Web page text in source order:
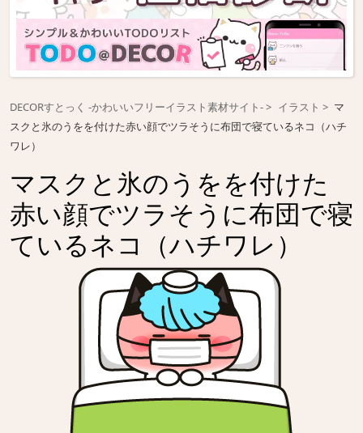
DECORすとっく -かわいいフリーイラスト素材サイト- イラスト
マ
スクと氷のうをを付けた赤い顔でツラそうに布団で寝ているネコ（ハチ
ワレ）
マスクと氷のうをを付けた
赤い顔でツラそうに布団で寝
ているネコ（ハチワレ）